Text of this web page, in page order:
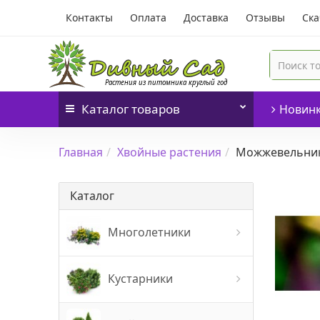
Контакты Оплата Доставка Отзывы
Каталогтоваров
Главная Хвойные растения
Каталог
Многолетники
Традесканция,
Кустарники